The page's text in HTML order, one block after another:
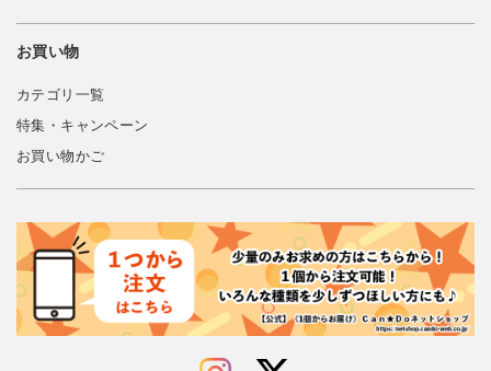
お買い物
カテゴリ一覧
特集・キャンペーン
お買い物かご